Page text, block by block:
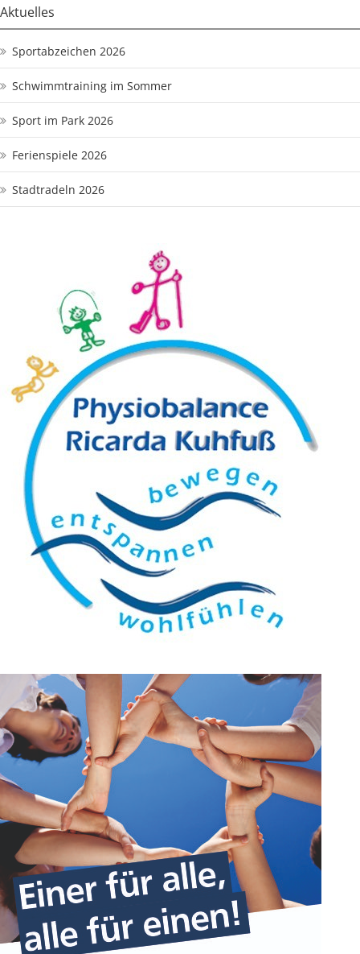
Aktuelles
Sportabzeichen 2026
Schwimmtraining im Sommer
Sport im Park 2026
Ferienspiele 2026
Stadtradeln 2026